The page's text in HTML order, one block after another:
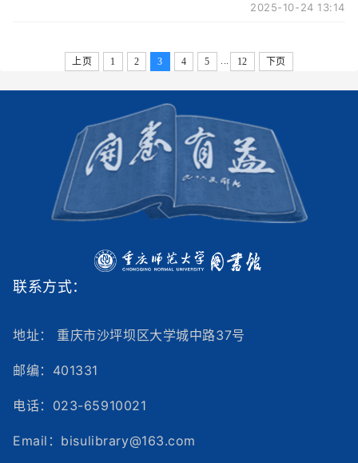
2025-10-24 13:14
上页 1 2 3 4 5 12 下页
联系方式：
地址： 重庆市沙坪坝区大学城中路37号
邮编：401331
电话：023-65910021
Email：bisulibrary@163.com